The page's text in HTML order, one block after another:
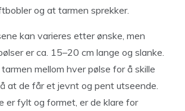
og at tarmen sprekker.
kan varieres etter ønske, men
er ca. 15–20 cm lange og slanke.
mellom hver pølse for å skille
at de får et jevnt og pent utseende.
er fylt og formet, er de klare for